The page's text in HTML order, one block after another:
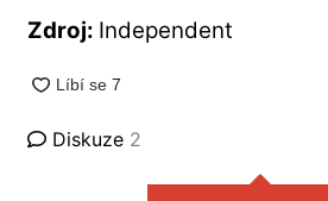
Zdroj: Independent
Diskuze 2